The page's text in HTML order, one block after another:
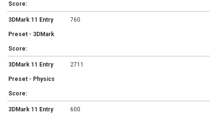
Score:
3DMark 11 Entry
Preset - 3DMark
Score:
760
3DMark 11 Entry
Preset - Physics
Score:
2711
3DMark 11 Entry 600